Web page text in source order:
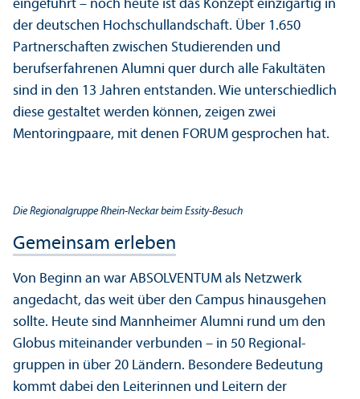
eingeführt – noch heute ist das Konzept einzigartig in
der deutschen Hochschul­landschaft. Über 1.650
Partner­schaften zwischen Studierenden und
berufserfahrenen Alumni quer durch alle Fakultäten
sind in den 13 Jahren entstanden. Wie unter­schiedlich
diese gestaltet werden können, zeigen zwei
Mentoringpaare, mit denen FORUM gesprochen hat.
Die Regional­gruppe Rhein-Neckar beim Essity-Besuch
Gemeinsam erleben
Von Beginn an war ABSOLVENTUM als Netzwerk
angedacht, das weit über den Campus hinausgehen
sollte. Heute sind Mannheimer Alumni rund um den
Globus miteinander verbunden – in 50 Regional­
gruppen in über 20 Ländern. Besondere Bedeutung
kommt dabei den Leiterinnen und Leitern der